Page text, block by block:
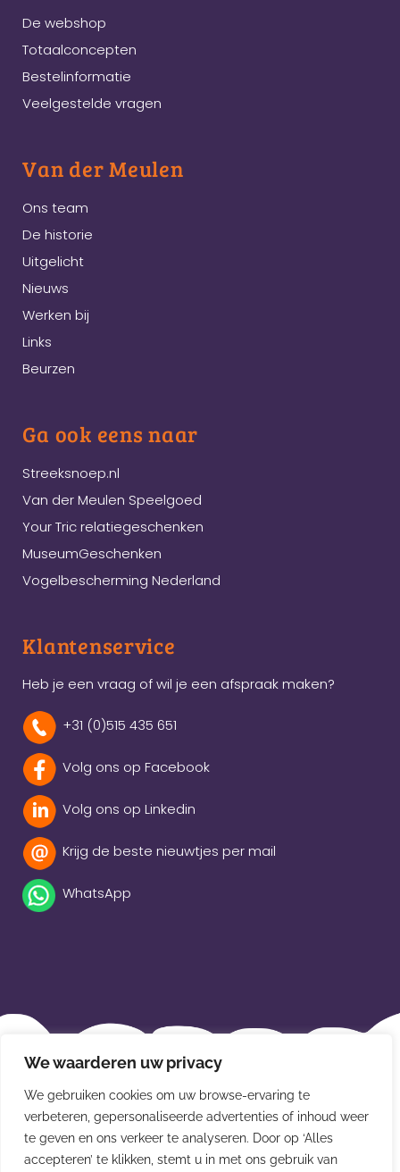
We waarderen uw privacy
We gebruiken cookies om uw browse-ervaring te
verbeteren, gepersonaliseerde advertenties of inhoud weer
te geven en ons verkeer te analyseren. Door op ‘Alles
accepteren’ te klikken, stemt u in met ons gebruik van
De webshop
Totaalconcepten
Bestelinformatie
Veelgestelde vragen
Van der Meulen
Ons team
De historie
Uitgelicht
Nieuws
Werken bij
Links
Beurzen
Ga ook eens naar
Streeksnoep.nl
Van der Meulen Speelgoed
Your Tric relatiegeschenken
MuseumGeschenken
Vogelbescherming Nederland
Klantenservice
Heb je een vraag of wil je een afspraak maken?
+31 (0)515 435 651
Volg ons op Facebook
Volg ons op Linkedin
Krijg de beste nieuwtjes per mail
WhatsApp
Beleidsverklaring
Privacybeleid
Disclaimer
Leveringsvoorwaarden